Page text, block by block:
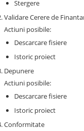
Stergere
Validare Cerere de
Actiuni posibile:
Descarcare fisiere
Istoric proiect
Depunere
Actiuni posibile:
Descarcare fisiere
Istoric proiect
Conformitate